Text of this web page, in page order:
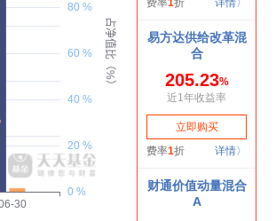
占净值比（%）
0 %
20 %
40 %
60 %
80 %
30